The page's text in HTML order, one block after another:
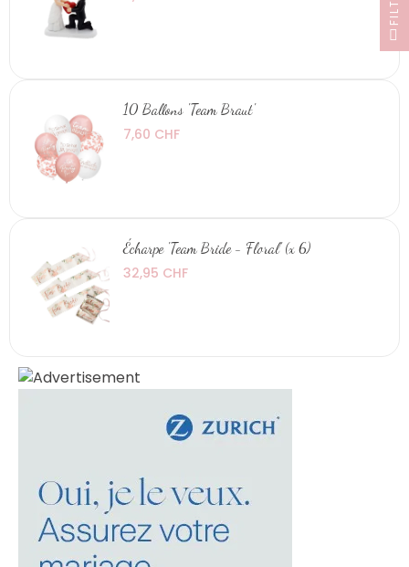
10 Ballons 'Team Braut'
7,60 CHF
Écharpe 'Team Bride - Floral' (x 6)
32,95 CHF